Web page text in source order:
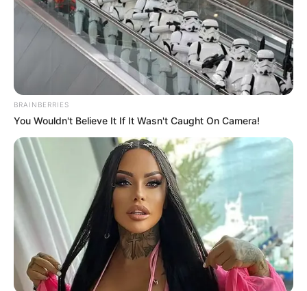
BRAINBERRIES
You Wouldn't Believe It If It Wasn't Caught On Camera!